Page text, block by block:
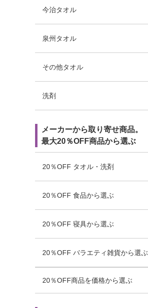
今治タオル
泉州タオル
その他タオル
洗剤
メーカーから取り寄せ商品。
最大20％OFF商品から選ぶ
20％OFF タオル・洗剤
20％OFF 食品から選ぶ
20％OFF 寝具から選ぶ
20％OFF バラエティ雑貨から選ぶ
20％OFF商品を価格から選ぶ